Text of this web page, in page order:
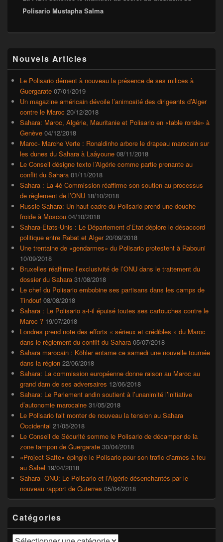
Polisario Mustapha Salma
principale
de
widget
barre
latérale
Nouvels Articles
Le Polisario dément à nouveau la présence de ses milices à
Guergarate 07/01/2019
Un magazine américain dévoile l’animosité des dirigeants d’Alger
contre le Maroc 20/12/2018
Sahara: Maroc, Algérie, Mauritanie et Polisario en «table ronde» à
Genève 04/12/2018
Maroc- Marche Verte : Ronaldinho arbore le drapeau marocain sur
les dunes du Sahara à Laâyoune 08/11/2018
Le Conseil désigne texto l’Algérie comme partie prenante au
conflit du Sahara 01/11/2018
Sahara : La 4è Commission réaffirme son soutien au processus
de règlement de l’ONU 18/10/2018
Russie-Sahara: Un haut cadre du Polisario prend une douche
froide à Moscou 04/10/2018
Sahara-Etats-Unis : Le Département d’Etat déplore le désaccord
politique entre Rabat et Alger 20/09/2018
Une trentaine de «gendarmes» du Polisario protestent à Rabouni
10/09/2018
Bruxelles réaffirme l’exclusivité de l’ONU dans le traitement du
dossier du Sahara 31/08/2018
Le chef du Polisario embobine ses partisans dans les camps de
Tindouf 08/08/2018
Sahara : Le Polisario a-t-il épuisé toutes ses cartouches contre le
Maroc ? 19/07/2018
Londres prend note des efforts « sérieux et crédibles » du Maroc
dans le règlement du conflit du Sahara 05/07/2018
Sahara marocain : Köhler entame ce samedi une nouvelle tournée
dans la région 22/06/2018
Sahara: La commission européenne donne raison au Maroc au
grand dam de ses adversaires 12/06/2018
Sahara: Le Parlement andin soutient à l’unanimité l’initiative
d’autonomie marocaine 31/05/2018
Le Polisario fait monter de nouveau la tension au Sahara
Occidental 21/05/2018
Le Conseil de Sécurité somme le Polisario de décamper de la
zone tampon de Guergarate 30/04/2018
«Project Safte» épingle le Polisario pour son trafic d’armes à feu
au Sahel 19/04/2018
Sahara- ONU: Le Polisario et l’Algérie désenchantés par le
nouveau rapport de Guterres 05/04/2018
Catégories
Catégories